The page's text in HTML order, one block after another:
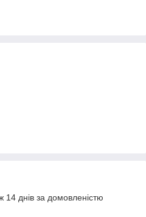
днів за домовленістю